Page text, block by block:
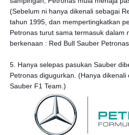
(Sebelum ni hanya dikenali sebagai
tahun 1995, dan mempertingkatkan
Petronas turut sama termasuk dalam
berkenaan : Red Bull Sauber Petronas.
5. Hanya selepas pasukan Sauber
Petronas digugurkan. (Hanya dikenali
Sauber F1 Team.)